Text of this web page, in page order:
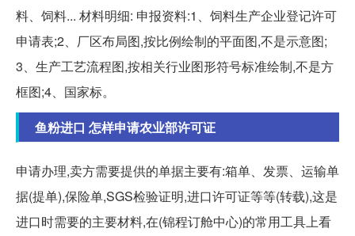
料、饲料... 材料明细: 申报资料:1、饲料生产企业登记许可
申请表;2、厂区布局图,按比例绘制的平面图,不是示意图;
3、生产工艺流程图,按相关行业图形符号标准绘制,不是方
框图;4、国家标。
鱼粉进口 怎样申请农业部许可证
申请办理,卖方需要提供的单据主要有:箱单、发票、运输单
据(提单),保险单,SGS检验证明,进口许可证等等(转载),这是
进口时需要的主要材料,在(锦程订舱中心)的常用工具上看